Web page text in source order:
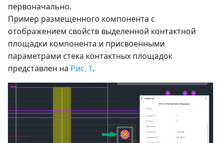
первоначально.
Пример размещенного компонента с
отображением свойств выделенной контактной
площадки компонента и присвоенными
параметрами стека контактных площадок
представлен на Рис. 1.